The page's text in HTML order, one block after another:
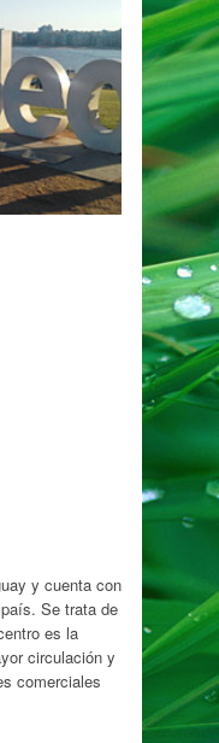
y cuenta con
Se trata de
es la
circulación y
comerciales